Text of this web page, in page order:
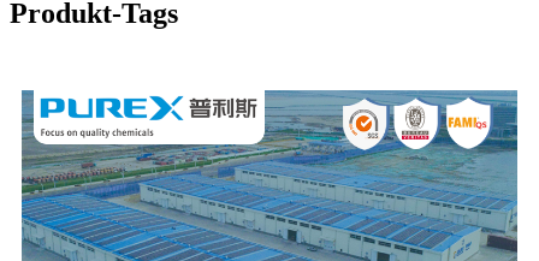
Produkt-Tags